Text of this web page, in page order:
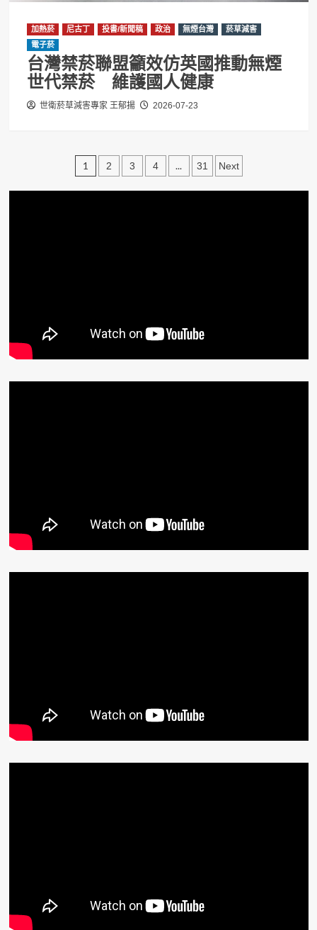
加熱菸 尼古丁 投書/新聞稿 政治 無煙台灣
菸草減害
電子菸
台灣禁菸聯盟籲效仿英國推動無煙
世代禁菸 維護國人健康
世衛菸草減害專家 王郁揚 2026-07-23
文
章
1 2 3 4 ... 31 Next